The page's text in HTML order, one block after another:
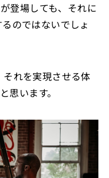
登場しても、それに
のではないでしょ
れを実現させる体
思います。